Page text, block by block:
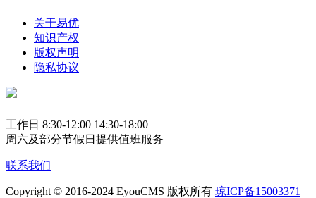
关于易优
知识产权
版权声明
隐私协议
工作日 8:30-12:00 14:30-18:00
周六及部分节假日提供值班服务
联系我们
Copyright © 2016-2024 EyouCMS 版权所有 琼ICP备15003371